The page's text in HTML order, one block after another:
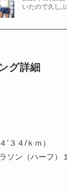
いたので久し
グ詳細
３４/ｋｍ）
ン（ハーフ）